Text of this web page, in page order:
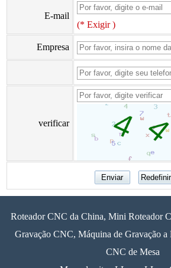
E-mail
(* Exigir )
Empresa
verificar
Roteador CNC da China, Mini Roteador
Gravação CNC, Máquina de Gravação a
CNC de Mesa